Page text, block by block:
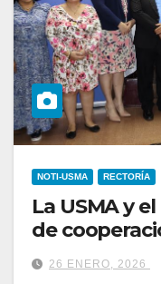
NOTI-USMA RECTORÍA
La USMA y
de
26 ENERO, 2026